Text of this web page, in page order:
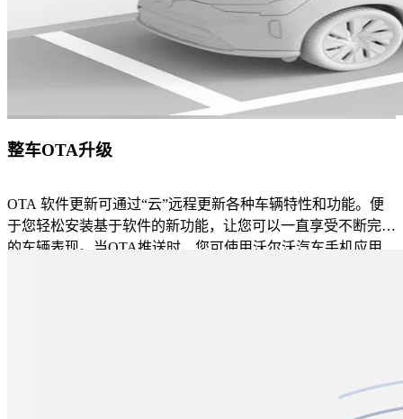
整车OTA升级
OTA 软件更新可通过“云”远程更新各种车辆特性和功能。便
于您轻松安装基于软件的新功能，让您可以一直享受不断完善
的车辆表现。当OTA推送时，您可使用沃尔沃汽车手机应用